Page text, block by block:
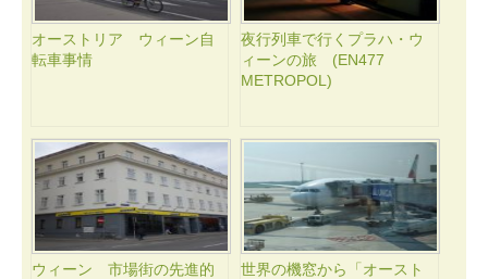
オーストリア ウィーン自
転車事情
夜行列車で行くプラハ・ウ
ィーンの旅 (EN477
METROPOL)
ウィーン 市場街の先進的
世界の機窓から「オースト